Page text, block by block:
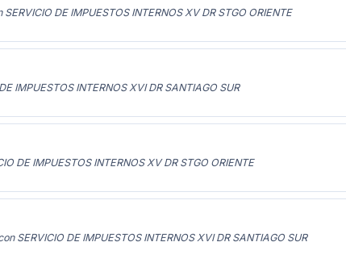
DE IMPUESTOS INTERNOS XV DR STGO ORIENTE
IMPUESTOS INTERNOS XVI DR SANTIAGO SUR
DE IMPUESTOS INTERNOS XV DR STGO ORIENTE
SERVICIO DE IMPUESTOS INTERNOS XVI DR SANTIAGO SUR